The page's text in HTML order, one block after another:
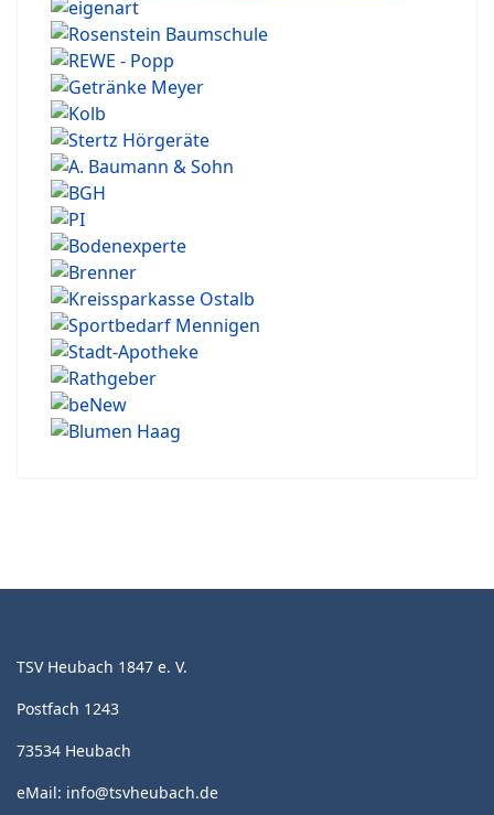
TSV Heubach 1847 e. V.
Postfach 1243
73534 Heubach
eMail: info@tsvheubach.de